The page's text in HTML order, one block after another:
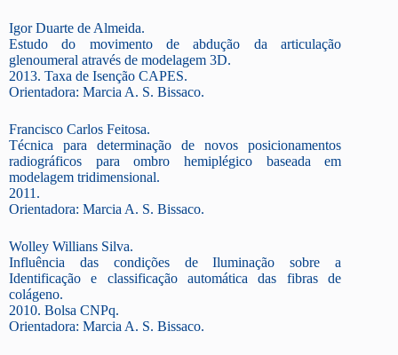
Igor Duarte de Almeida.
Estudo do movimento de abdução da articulação
glenoumeral através de modelagem 3D.
2013. Taxa de Isenção CAPES.
Orientadora: Marcia A. S. Bissaco.
Francisco Carlos Feitosa.
Técnica para determinação de novos posicionamentos
radiográficos para ombro hemiplégico baseada em
modelagem tridimensional.
2011.
Orientadora: Marcia A. S. Bissaco.
Wolley Willians Silva.
Influência das condições de Iluminação sobre a
Identificação e classificação automática das fibras de
colágeno.
2010. Bolsa CNPq.
Orientadora: Marcia A. S. Bissaco.